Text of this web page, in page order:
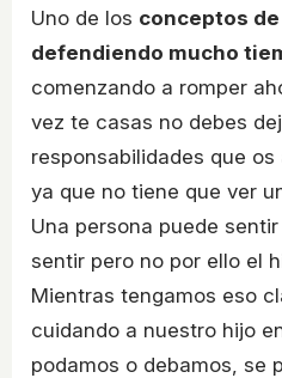
Uno de los conceptos
defendiendo mucho
comenzando a romper
vez te casas no debes
responsabilidades que
ya que no tiene que ver
Una persona puede
sentir pero no por ello el
Mientras tengamos eso
cuidando a nuestro hijo
podamos o debamos, se